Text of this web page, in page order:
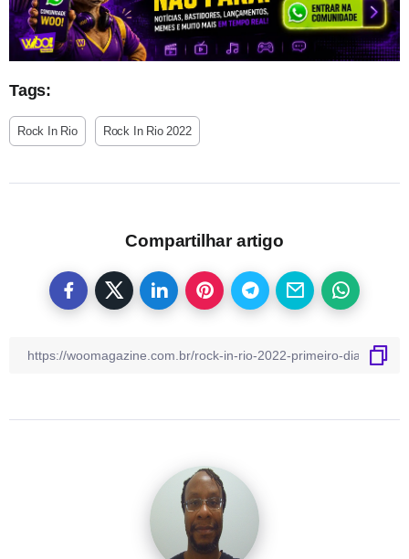
Tags:
Rock In Rio Rock In Rio 2022
Compartilhar artigo